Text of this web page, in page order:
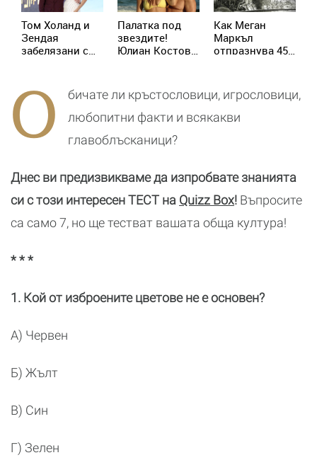
Том Холанд и
Зендая
забелязани с
Палатка под
звездите!
Юлиан Костов
най-
романтичната
почивка
Как Меган
Маркъл
отпразнува 45-
Хари
О
бичате ли кръстословици, игрословици,
любопитни факти и всякакви
главоблъсканици?
Днес ви предизвикваме да изпробвате знанията
си с този интересен ТЕСТ на Quizz Box! Въпросите
са само 7, но ще тестват вашата обща култура!
* * *
1. Кой от изброените цветове не е основен?
А) Червен
Б) Жълт
В) Син
Г) Зелен